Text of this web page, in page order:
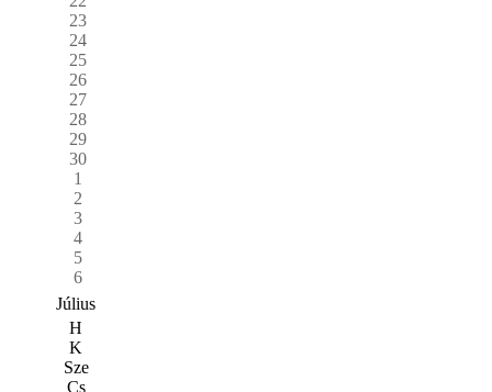
23
24
25
26
27
28
29
30
1
2
3
4
5
6
Július
H
K
Sze
Cs